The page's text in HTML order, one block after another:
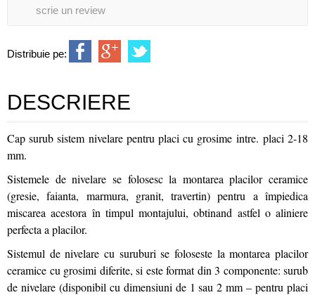
scrie un review
Distribuie pe:
DESCRIERE
Cap surub sistem nivelare pentru placi cu grosime intre. placi 2-18
mm.
Sistemele de nivelare se folosesc la montarea placilor ceramice
(gresie, faianta, marmura, granit, travertin) pentru a împiedica
miscarea acestora în timpul montajului, obtinand astfel o aliniere
perfecta a placilor.
Sistemul de nivelare cu suruburi se foloseste la montarea placilor
ceramice cu grosimi diferite, si este format din 3 componente: surub
de nivelare (disponibil cu dimensiuni de 1 sau 2 mm – pentru placi